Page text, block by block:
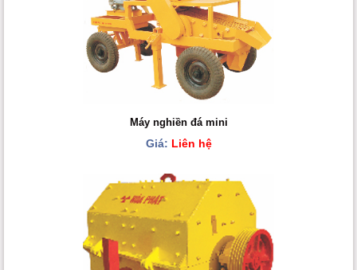
Máy nghiền đá mini
Giá: Liên hệ